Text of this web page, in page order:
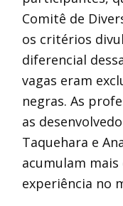
Comitê de
os critérios
diferencial
vagas eram
negras. As
as
Taquehara e
acumulam mais
experiência no